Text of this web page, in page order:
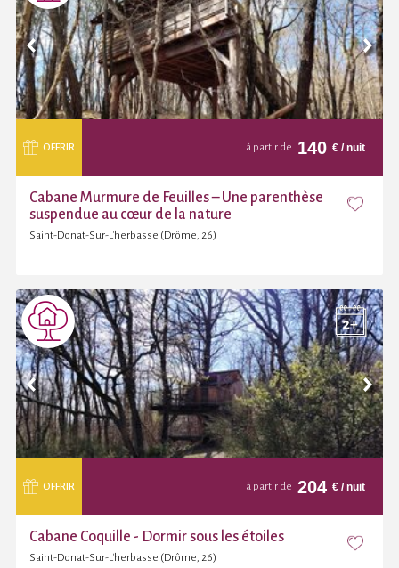
OFFRIR à partir de 140 € / nuit
Cabane Murmure de Feuilles – Une parenthèse
suspendue au cœur de la nature
Saint-Donat-Sur-L'herbasse (Drôme, 26)
OFFRIR à partir de 204 € / nuit
Cabane Coquille - Dormir sous les étoiles
Saint-Donat-Sur-L'herbasse (Drôme, 26)